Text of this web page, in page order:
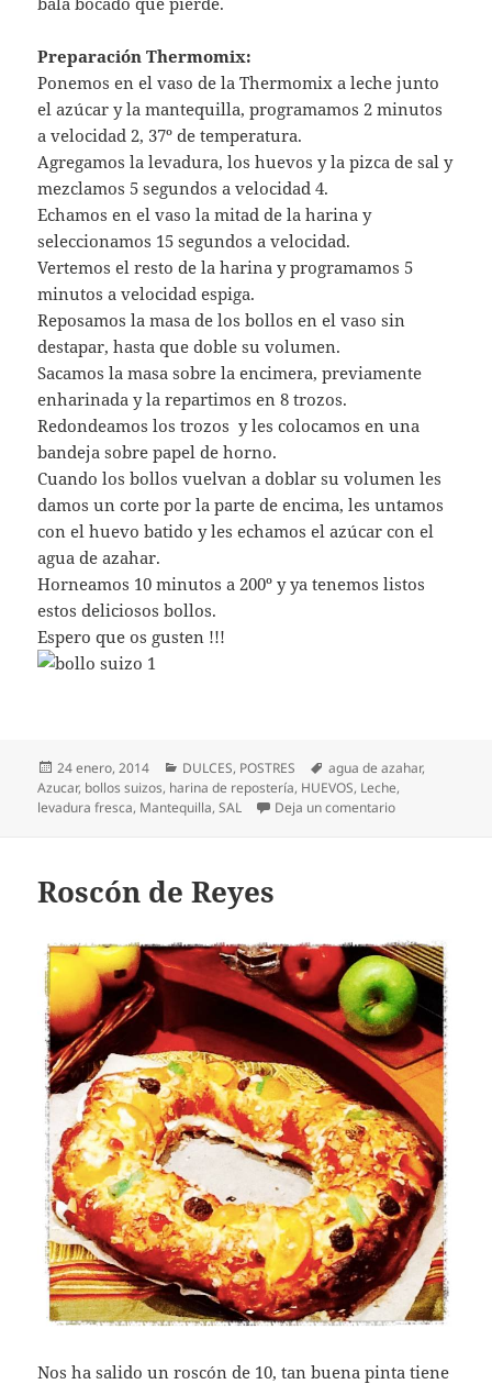
Preparación Thermomix:
Ponemos en el vaso de la Thermomix a leche junto
el azúcar y la mantequilla, programamos 2 minutos
a velocidad 2, 37º de temperatura.
Agregamos la levadura, los huevos y la pizca de sal y
mezclamos 5 segundos a velocidad 4.
Echamos en el vaso la mitad de la harina y
seleccionamos 15 segundos a velocidad.
Vertemos el resto de la harina y programamos 5
minutos a velocidad espiga.
Reposamos la masa de los bollos en el vaso sin
destapar, hasta que doble su volumen.
Sacamos la masa sobre la encimera, previamente
enharinada y la repartimos en 8 trozos.
Redondeamos los trozos y les colocamos en una
bandeja sobre papel de horno.
Cuando los bollos vuelvan a doblar su volumen les
damos un corte por la parte de encima, les untamos
con el huevo batido y les echamos el azúcar con el
agua de azahar.
Horneamos 10 minutos a 200º y ya tenemos listos
estos deliciosos bollos.
Espero que os gusten !!!
Publicado
el
24 enero, 2014 Categorías
DULCES, POSTRES Etiquetas
agua de azahar,
Azucar, bollos suizos, harina de repostería, HUEVOS, Leche,
levadura fresca, Mantequilla,SAL Deja un comentarioen Bollos suizos
Roscón de Reyes
Nos ha salido un roscón de 10, tan buena pinta tiene